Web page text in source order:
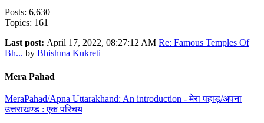
Posts: 6,630
Topics: 161
Last post: April 17, 2022, 08:27:12 AM Re: Famous Temples Of
Bh... by Bhishma Kukreti
Mera Pahad
MeraPahad/Apna Uttarakhand: An introduction - मेरा पहाड़/अपना
उत्तराखण्ड : एक परिचय